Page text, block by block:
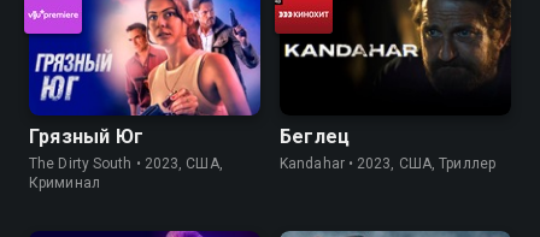
Грязный Юг
The Dirty South • 2023, США,
Криминал
Беглец
Kandahar • 2023, США, Триллер